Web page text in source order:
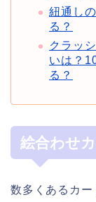
紐通し
る？
クラッ
いは？
る？
絵合わせ
数多くあるカ